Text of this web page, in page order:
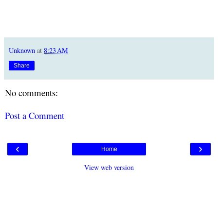
Unknown at 8:23 AM
Share
No comments:
Post a Comment
‹ ›
Home
View web version